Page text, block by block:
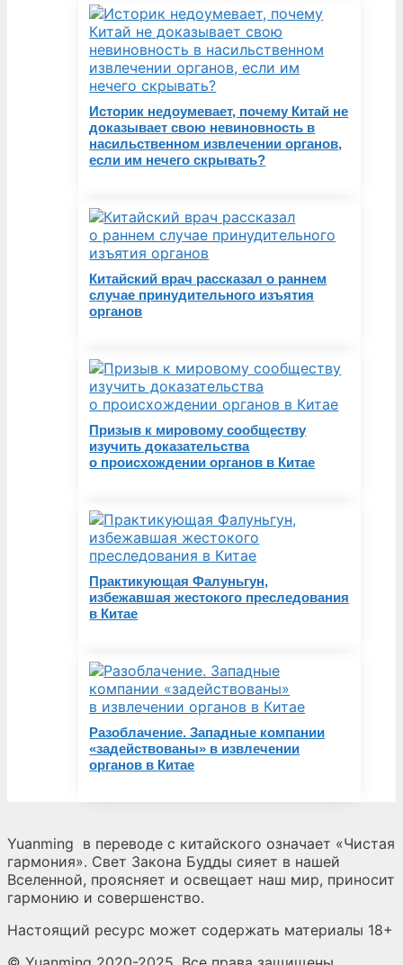
Историк недоумевает, почему Китай не
доказывает свою невиновность в
насильственном извлечении органов,
если им нечего скрывать?
Китайский врач рассказал о раннем
случае принудительного изъятия
органов
Призыв к мировому сообществу
изучить доказательства
о происхождении органов в Китае
Практикующая Фалуньгун,
избежавшая жестокого преследования
в Китае
Разоблачение. Западные компании
«задействованы» в извлечении
органов в Китае
Yuanming в переводе с китайского означает «Чистая
гармония». Свет Закона Будды сияет в нашей
Вселенной, проясняет и освещает наш мир, приносит
гармонию и совершенство.
Настоящий ресурс может содержать материалы 18+